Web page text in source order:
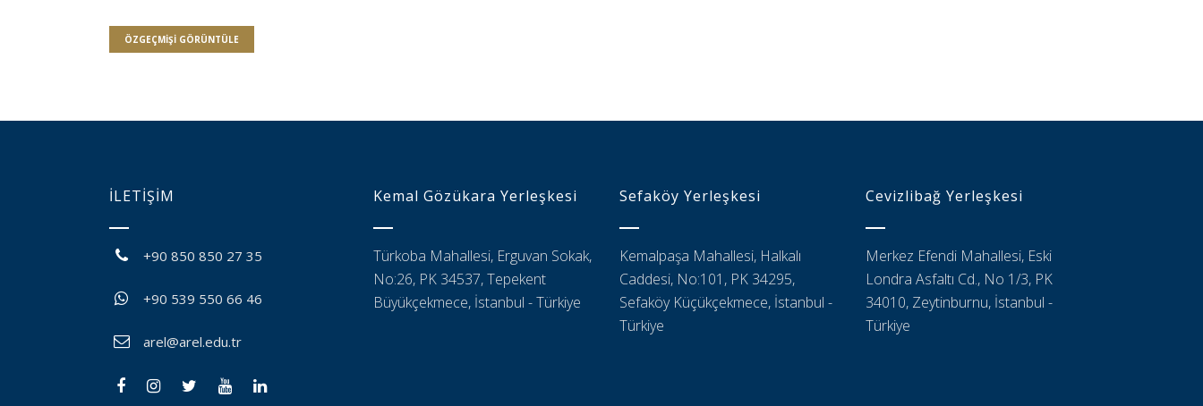
ÖZGEÇMIŞI GÖRÜNTÜLE
İLETİŞİM
+90 850 850 27 35
+90 539 550 66 46
arel@arel.edu.tr
Kemal Gözükara Yerleşkesi
Türkoba Mahallesi, Erguvan Sokak,
No:26, PK 34537, Tepekent
Büyükçekmece, İstanbul - Türkiye
Sefaköy Yerleşkesi
Kemalpaşa Mahallesi, Halkalı
Caddesi, No:101, PK 34295,
Sefaköy Küçükçekmece, İstanbul -
Türkiye
Cevizlibağ Yerleşkesi
Merkez Efendi Mahallesi, Eski
Londra Asfaltı Cd., No 1/3, PK
34010, Zeytinburnu, İstanbul -
Türkiye